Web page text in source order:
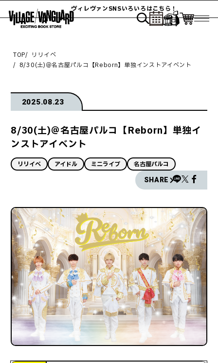
ヴィレヴァンSNSいろいろはこちら！
TOP
リリイベ
8/30(土)＠名古屋パルコ【Reborn】単独インストアイベント
2025.08.23
8/30(土)＠名古屋パルコ【Reborn】単独イ
ンストアイベント
リリイベ アイドル ミニライブ 名古屋パルコ
SHARE